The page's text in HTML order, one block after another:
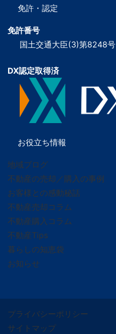
免許・認定
免許番号
国土交通大臣(3)第8248号
DX認定取得済
お役立ち情報
地域ブログ
不動産の売却／購入の事例
お客様との感動秘話
不動産売却コラム
不動産購入コラム
不動産Tips
暮らしの知恵袋
お知らせ
プライバシーポリシー
サイトマップ